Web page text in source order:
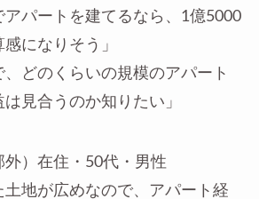
アパートを建てるなら、1億5000
になりそう」
、どのくらいの規模のアパート
見合うのか知りたい」
）在住・50代・男性
土地が広めなので、アパート経